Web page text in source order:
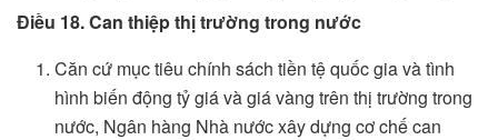
Điều 18. Can thiệp thị trường trong nước
Căn cứ mục tiêu chính sách tiền tệ quốc gia và tình
hình biến động tỷ giá và giá vàng trên thị trường trong
nước, Ngân hàng Nhà nước xây dựng cơ chế can